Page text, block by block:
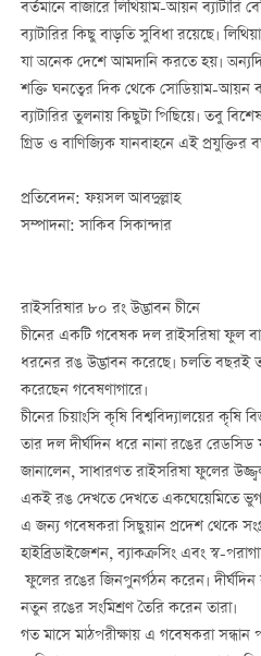
বর্তমানে বাজারে লিথিয়াম-আয়ন
ব্যাটারির কিছু বাড়তি সুবিধা রয়েছে।
যা অনেক দেশে আমদানি করতে হয়।
শক্তি ঘনত্বের দিক থেকে সোডিয়াম-আয়ন
ব্যাটারির তুলনায় কিছুটা পিছিয়ে। তবু
গ্রিড ও বাণিজ্যিক যানবাহনে এই প্রযুক্তির
প্রতিবেদন: ফয়সল আবদুল্লাহ
সম্পাদনা: সাকিব সিকান্দার
রাইসরিষার ৮০ রং উদ্ভাবন চীনে
চীনের একটি গবেষক দল রাইসরিষা ফুল
ধরনের রঙ উদ্ভাবন করেছে। চলতি বছরই
করেছেন গবেষণাগারে।
চীনের চিয়াংসি কৃষি বিশ্ববিদ্যালয়ের
তার দল দীর্ঘদিন ধরে নানা রঙের
জানালেন, সাধারণত রাইসরিষা ফুলের
একই রঙ দেখতে দেখতে একঘেয়েমিতে
এ জন্য গবেষকরা সিছুয়ান প্রদেশ থেকে
হাইব্রিডাইজেশন, ব্যাকক্রসিং এবং স্ব-
ফুলের রঙের জিনপুনর্গঠন করেন। দীর্ঘদিন
নতুন রঙের সংমিশ্রণ তৈরি করেন তারা।
গত মাসে মাঠপরীক্ষায় এ গবেষকরা সন্ধান